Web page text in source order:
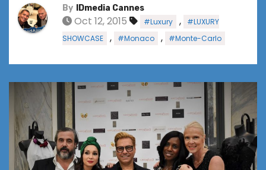
By IDmedia Cannes
Oct 12, 2015 #Luxury ,
#LUXURY
SHOWCASE
, #Monaco , #Monte-Carlo